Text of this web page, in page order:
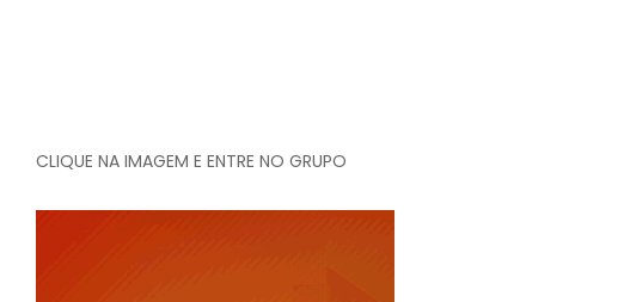
CLIQUE NA IMAGEM E ENTRE NO GRUPO